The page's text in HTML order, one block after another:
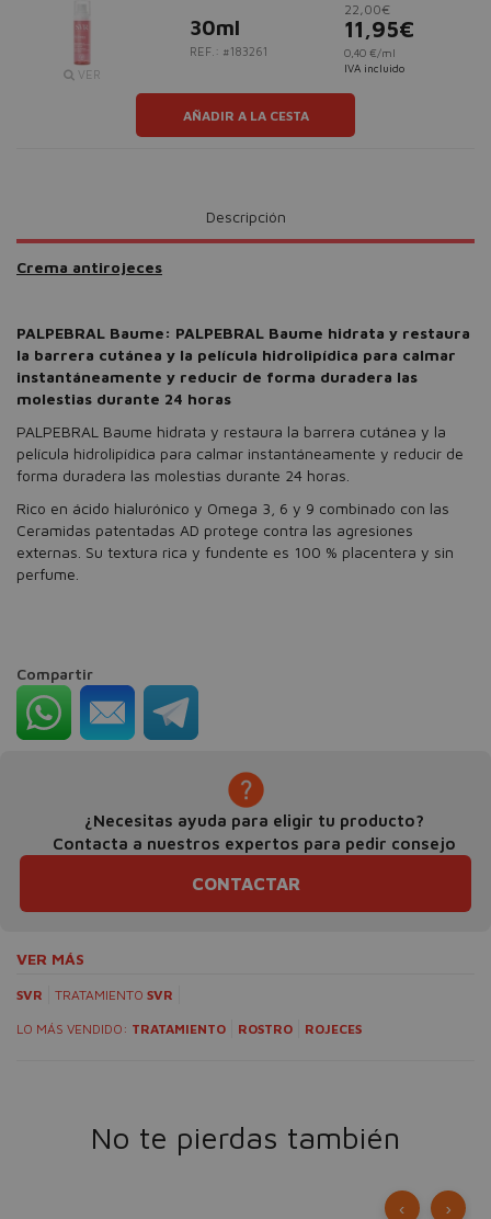
VER
30ml
REF.: #183261
22,00€
11,95€
0,40 €/ml
IVA incluido
AÑADIR A LA CESTA
Descripción
Crema antirojeces
PALPEBRAL Baume: PALPEBRAL Baume hidrata y restaura
la barrera cutánea y la película hidrolipídica para calmar
instantáneamente y reducir de forma duradera las
molestias durante 24 horas
PALPEBRAL Baume hidrata y restaura la barrera cutánea y la
película hidrolipídica para calmar instantáneamente y reducir de
forma duradera las molestias durante 24 horas.
Rico en ácido hialurónico y Omega 3, 6 y 9 combinado con las
Ceramidas patentadas AD protege contra las agresiones
externas. Su textura rica y fundente es 100 % placentera y sin
perfume.
Compartir
¿Necesitas ayuda para eligir tu producto?
Contacta a nuestros expertos para pedir consejo
CONTACTAR
VER MÁS
SVR TRATAMIENTO SVR
LO MÁS VENDIDO: TRATAMIENTO ROSTRO ROJECES
No te pierdas también
‹ ›